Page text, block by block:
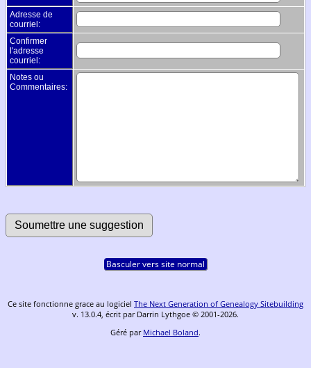
Adresse de
courriel:
Confirmer
l'adresse
courriel:
Notes ou
Commentaires:
Basculer vers site normal
Ce site fonctionne grace au logiciel The Next Generation of Genealogy Sitebuilding
v. 13.0.4, écrit par Darrin Lythgoe © 2001-2026.
Géré par Michael Boland.